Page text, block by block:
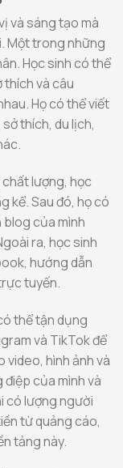
và sáng tạo mà
Một trong những
Học sinh có thể
thích và câu
Họ có thể viết
thích, du lịch,
chất lượng, học
kể. Sau đó, họ có
của mình
ra, học sinh
hướng dẫn
tuyến.
thể tận dụng
và TikTok để
video, hình ảnh và
của mình và
có lượng người
từ quảng cáo,
tảng này.